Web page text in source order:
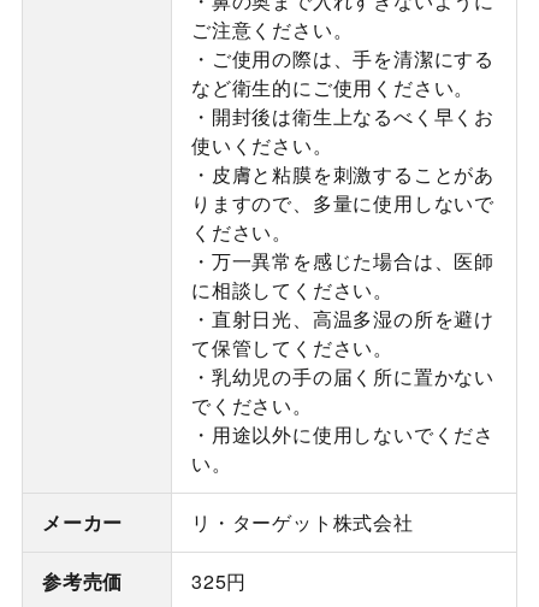
ご注意ください。
・ご使用の際は、手を清潔にする
など衛生的にご使用ください。
・開封後は衛生上なるべく早くお
使いください。
・皮膚と粘膜を刺激することがあ
りますので、多量に使用しないで
ください。
・万一異常を感じた場合は、医師
に相談してください。
・直射日光、高温多湿の所を避け
て保管してください。
・乳幼児の手の届く所に置かない
でください。
・用途以外に使用しないでくださ
い。
メーカー リ・ターゲット株式会社
参考売価 325円